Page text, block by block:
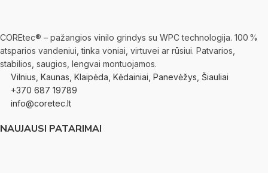
COREtec® – pažangios vinilo grindys su WPC technologija. 100 %
atsparios vandeniui, tinka voniai, virtuvei ar rūsiui. Patvarios,
stabilios, saugios, lengvai montuojamos.
Vilnius, Kaunas, Klaipėda, Kėdainiai, Panevėžys, Šiauliai
+370 687 19789
info@coretec.lt
NAUJAUSI PATARIMAI